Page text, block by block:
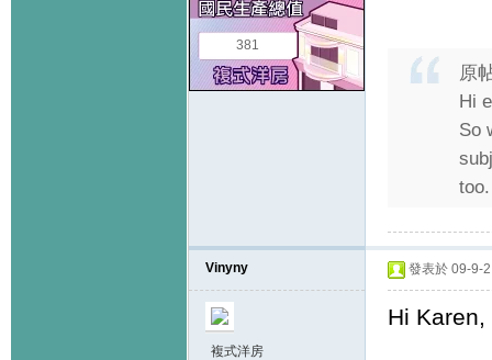
381
原
Hi
So
too.
Vinyny
複式洋房
發表於 09-9-
Hi Karen,